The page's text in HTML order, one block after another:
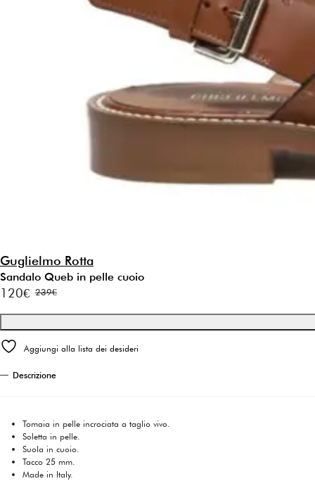
Guglielmo Rotta
Sandalo Queb in pelle cuoio
239€
Il
originale
239€.
120€
Il
attuale
120€.
Aggiungi alla lista dei desideri
Descrizione
Tomaia in pelle incrociata a taglio vivo.
Soletta in pelle.
Suola in cuoio.
Tacco 25 mm.
Made in Italy.